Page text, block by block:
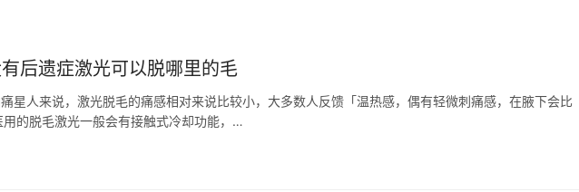
后遗症激光可以脱哪里的毛
星人来说，激光脱毛的痛感相对来说比较小，大多数人反馈「温热感，偶有轻微刺痛感，在腋下会比
的脱毛激光一般会有接触式冷却功能，…